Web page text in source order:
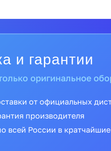
и гарантии
оригинальное
от официальных
производителя
всей России в